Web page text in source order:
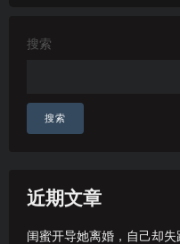
搜索
搜索
近期文章
闺蜜开导她离婚，自己却